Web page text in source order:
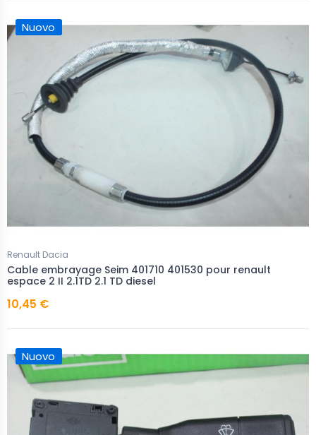
Nuovo
Renault Dacia
Cable embrayage Seim 401710 401530 pour renault
espace 2 II 2.1TD 2.1 TD diesel
10,45 €
Nuovo